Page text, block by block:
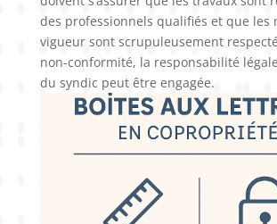
des professionnels qualifiés et que les
vigueur sont scrupuleusement
non-conformité, la responsabilité légale
du syndic peut être engagée.